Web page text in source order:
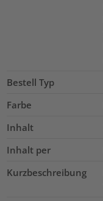
Bestell Typ
Farbe
Inhalt
Inhalt per
Kurzbeschreibung